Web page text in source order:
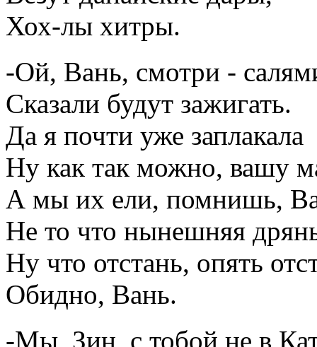
Хох-лы хитры.
-Ой, Вань, смотри -
Сказали будут зажигать.
Да я почти уже заплакала
Ну как так можно, вашу
А мы их ели, помнишь,
Не то что нынешняя
Ну что отстань, опять
Обидно, Вань.
-Мы, Зин, с тобой не в